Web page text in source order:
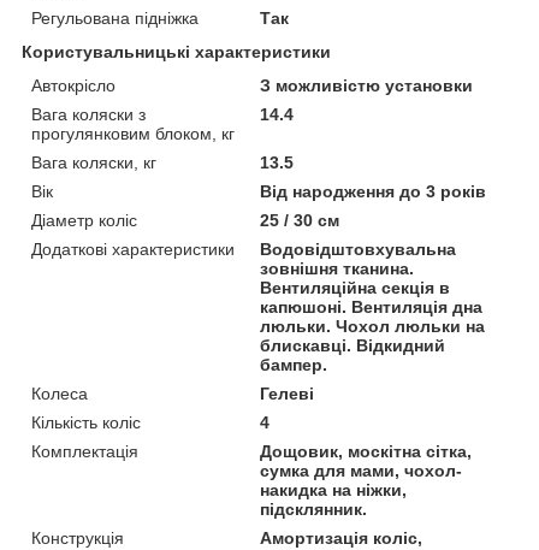
Регульована підніжка
Так
Користувальницькі характеристики
Автокрісло
З можливістю установки
Вага коляски з
прогулянковим блоком, кг
14.4
Вага коляски, кг
13.5
Вік
Від народження до 3 років
Діаметр коліс
25 / 30 см
Додаткові характеристики
Водовідштовхувальна
зовнішня тканина.
Вентиляційна секція в
капюшоні. Вентиляція дна
люльки. Чохол люльки на
блискавці. Відкидний
бампер.
Колеса
Гелеві
Кількість коліс
4
Комплектація
Дощовик, москітна сітка,
сумка для мами, чохол-
накидка на ніжки,
підсклянник.
Конструкція
Амортизація коліс,